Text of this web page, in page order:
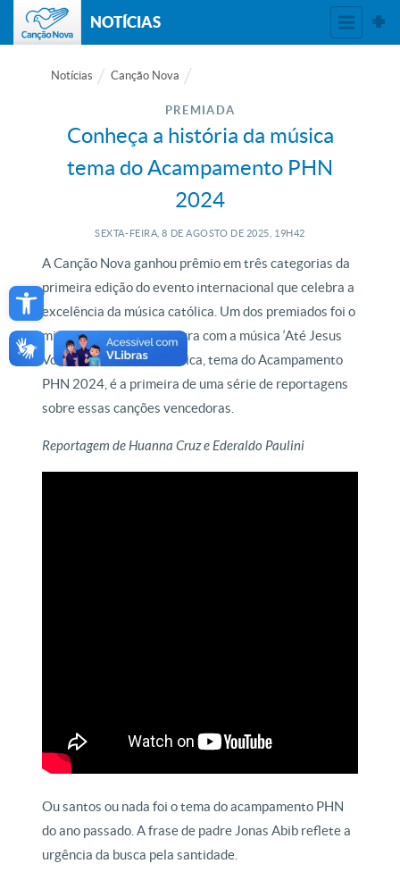
Open toolbar
NOTÍCIAS
Notícias Canção Nova
PREMIADA
Conheça a história da música
tema do Acampamento PHN
2024
SEXTA-FEIRA, 8 DE AGOSTO DE 2025, 19H42
A Canção Nova ganhou prêmio em três categorias da
primeira edição do evento internacional que celebra a
excelência da música católica. Um dos premiados foi o
missionário Pitter Di Laura com a música ‘Até Jesus
Voltar’. A história da música, tema do Acampamento
PHN 2024, é a primeira de uma série de reportagens
sobre essas canções vencedoras.
Reportagem de Huanna Cruz e Ederaldo Paulini
Ou santos ou nada foi o tema do acampamento PHN
do ano passado. A frase de padre Jonas Abib reflete a
urgência da busca pela santidade.